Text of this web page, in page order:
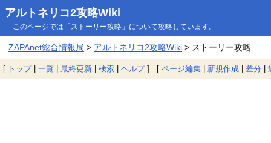
アルトネリコ2攻略Wiki
このページでは「ストーリー攻略」について攻略しています。
ZAPAnet総合情報局 > アルトネリコ2攻略Wiki> ストーリー攻略
[ トップ| 一覧 | 最終更新 | 検索 | ヘルプ] [ ページ編集 | 新規作成 | 差分 |